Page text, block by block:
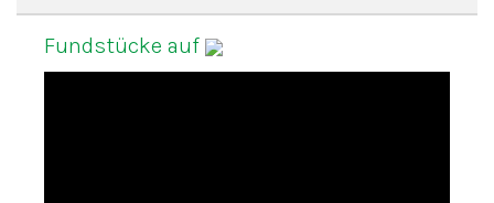
Fundstücke auf